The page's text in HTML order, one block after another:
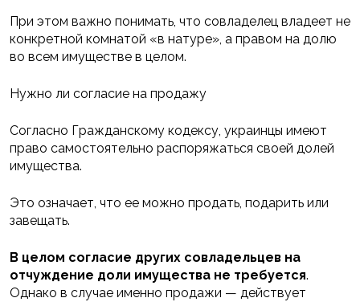
При этом важно понимать, что совладелец владеет не
конкретной комнатой «в натуре», а правом на долю
во всем имуществе в целом.
Нужно ли согласие на продажу
Согласно Гражданскому кодексу, украинцы имеют
право самостоятельно распоряжаться своей долей
имущества.
Это означает, что ее можно продать, подарить или
завещать.
В целом согласие других совладельцев на
отчуждение доли имущества не требуется.
Однако в случае именно продажи — действует